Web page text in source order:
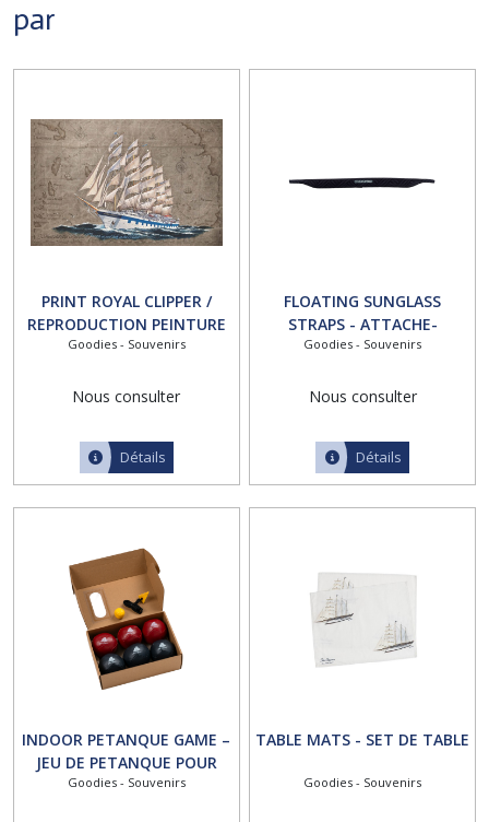
par
PRINT ROYAL CLIPPER /
REPRODUCTION PEINTURE
ROYAL CLIPPER
Goodies - Souvenirs
Nous consulter
Détails
FLOATING SUNGLASS
STRAPS - ATTACHE-
LUNETTES FLOTTANTE
Goodies - Souvenirs
Nous consulter
Détails
INDOOR PETANQUE GAME –
JEU DE PETANQUE POUR
L'INTERIEUR
Goodies - Souvenirs
TABLE MATS - SET DE TABLE
Goodies - Souvenirs